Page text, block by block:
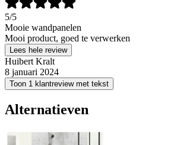
5/5
Mooie wandpanelen
Mooi product, goed te verwerken
Lees hele review
Huibert Kralt
8 januari 2024
Toon 1 klantreview met tekst
Alternatieven